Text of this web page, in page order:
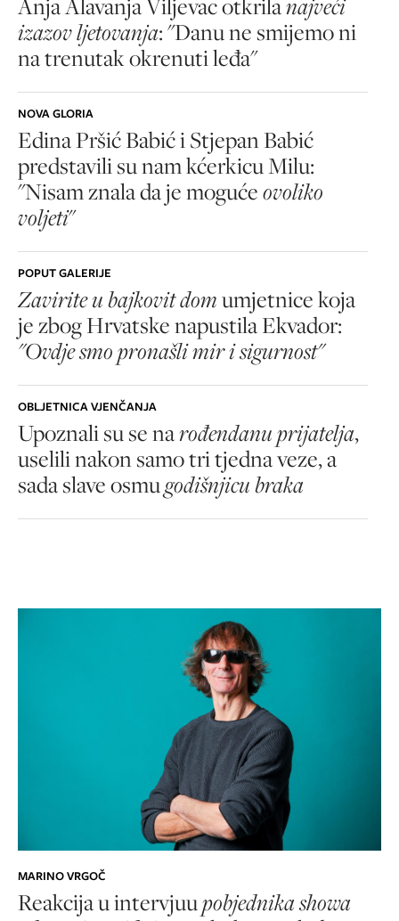
izazov ljetovanja: "Danu ne smijemo ni
na trenutak okrenuti leđa"
NOVA GLORIA
Edina Pršić Babić i Stjepan Babić
predstavili su nam kćerkicu Milu:
"Nisam znala da je mogućeovoliko
voljeti"
POPUT GALERIJE
Zavirite u bajkovit domumjetnice koja
je zbog Hrvatske napustila Ekvador:
"Ovdje smo pronašli mir i sigurnost"
OBLJETNICA VJENČANJA
Upoznali su se narođendanu prijatelja,
uselili nakon samo tri tjedna veze, a
sada slave osmugodišnjicu braka
MARINO VRGOČ
Reakcija u intervjuupobjednika showa